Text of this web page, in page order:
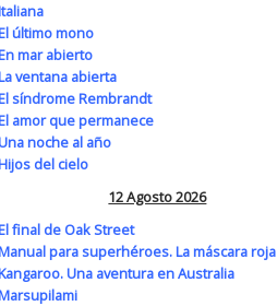
último mono
mar abierto
ventana abierta
síndrome Rembrandt
amor que permanece
noche al año
del cielo
12 Agosto 2026
final de Oak Street
para superhéroes. La máscara roja
Una aventura en Australia